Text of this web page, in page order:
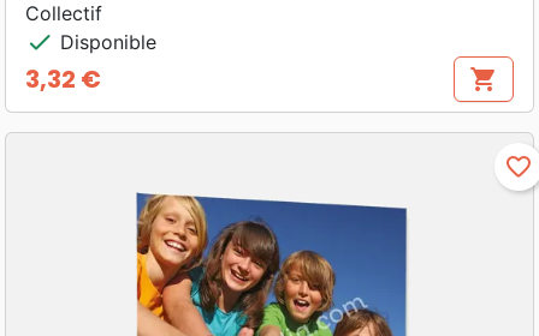
Collectif
check Disponible
Prix
3,32 € shopping_cart
favorite_border